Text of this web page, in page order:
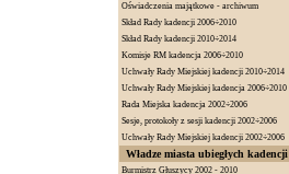
Oświadczenia majątkowe - archiwum
Skład Rady kadencji 2006÷2010
Skład Rady kadencji 2010÷2014
Komisje RM kadencja 2006÷2010
Uchwały Rady Miejskiej kadencji 2010÷2014
Uchwały Rady Miejskiej kadencja 2006÷2010
Rada Miejska kadencja 2002÷2006
Sesje, protokoły z sesji kadencji 2002÷2006
Uchwały Rady Miejskiej kadencji 2002÷2006
Władze miasta ubiegłych kadencji
Burmistrz Głuszycy 2002 - 2010